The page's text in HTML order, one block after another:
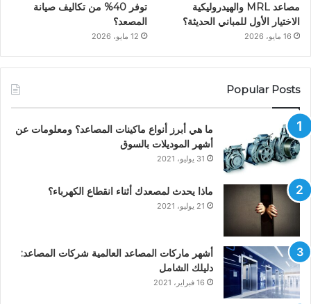
مصاعد MRL والهيدروليكية
الاختيار الأول للمباني الحديثة؟
16 مايو، 2026
توفر 40% من تكاليف صيانة
المصعد؟
12 مايو، 2026
Popular Posts
ما هي أبرز أنواع ماكينات المصاعد؟ ومعلومات عن
أشهر الموديلات بالسوق
31 يوليو، 2021
ماذا يحدث لمصعدك أثناء انقطاع الكهرباء؟
21 يوليو، 2021
أشهر ماركات المصاعد العالمية شركات المصاعد:
دليلك الشامل
16 فبراير، 2021